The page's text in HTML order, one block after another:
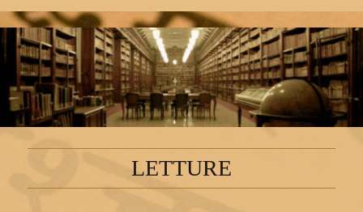
LETTURE